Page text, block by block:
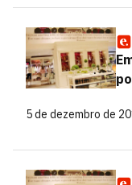
5 de dezembro de